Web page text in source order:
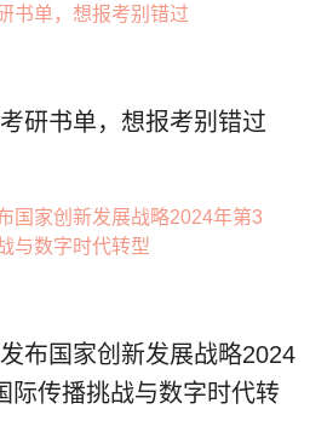
研书单，想报考别错过
布国家创新发展战略2024
际传播挑战与数字时代转